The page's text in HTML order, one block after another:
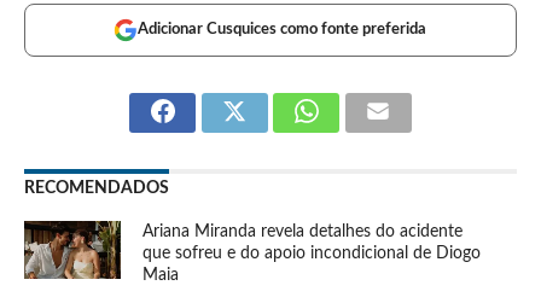
Adicionar Cusquices como fonte preferida
RECOMENDADOS
Ariana Miranda revela detalhes do acidente
que sofreu e do apoio incondicional de Diogo
Maia